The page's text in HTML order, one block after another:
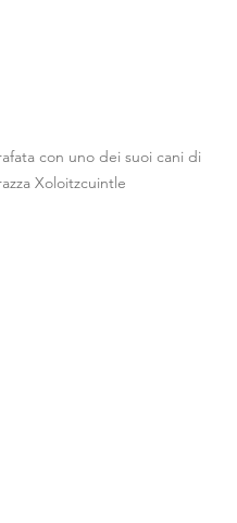
con uno dei suoi cani di
Xoloitzcuintle